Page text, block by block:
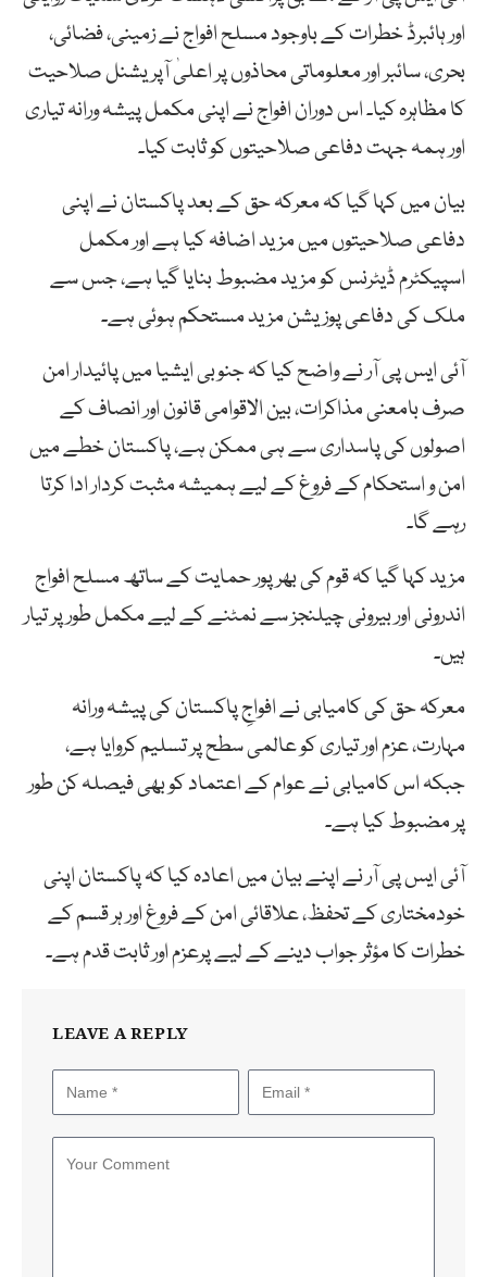
اور ہائبرڈ خطرات کے باوجود مسلح افواج نے زمینی، فضائی،
بحری، سائبر اور معلوماتی محاذوں پر اعلیٰ آپریشنل صلاحیت
کا مظاہرہ کیا۔ اس دوران افواج نے اپنی مکمل پیشہ ورانہ تیاری
اور ہمہ جہت دفاعی صلاحیتوں کو ثابت کیا۔
بیان میں کہا گیا کہ معرکہ حق کے بعد پاکستان نے اپنی
دفاعی صلاحیتوں میں مزید اضافہ کیا ہے اور مکمل
اسپیکٹرم ڈیٹرنس کو مزید مضبوط بنایا گیا ہے، جس سے
ملک کی دفاعی پوزیشن مزید مستحکم ہوئی ہے۔
آئی ایس پی آر نے واضح کیا کہ جنوبی ایشیا میں پائیدار امن
صرف بامعنی مذاکرات، بین الاقوامی قانون اور انصاف کے
اصولوں کی پاسداری سے ہی ممکن ہے، پاکستان خطے میں
امن و استحکام کے فروغ کے لیے ہمیشہ مثبت کردار ادا کرتا
رہے گا۔
مزید کہا گیا کہ قوم کی بھرپور حمایت کے ساتھ مسلح افواج
اندرونی اور بیرونی چیلنجز سے نمٹنے کے لیے مکمل طور پر تیار
ہیں۔
معرکہ حق کی کامیابی نے افواجِ پاکستان کی پیشہ ورانہ
مہارت، عزم اور تیاری کو عالمی سطح پر تسلیم کروایا ہے،
جبکہ اس کامیابی نے عوام کے اعتماد کو بھی فیصلہ کن طور
پر مضبوط کیا ہے۔
آئی ایس پی آر نے اپنے بیان میں اعادہ کیا کہ پاکستان اپنی
خودمختاری کے تحفظ، علاقائی امن کے فروغ اور ہر قسم کے
خطرات کا مؤثر جواب دینے کے لیے پرعزم اور ثابت قدم ہے۔
LEAVE A REPLY